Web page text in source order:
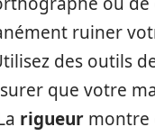
ruiner
des outils
que votre
rigueur montre